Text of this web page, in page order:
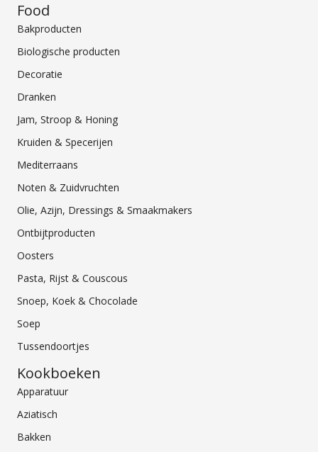
Food
Bakproducten
Biologische producten
Decoratie
Dranken
Jam, Stroop & Honing
Kruiden & Specerijen
Mediterraans
Noten & Zuidvruchten
Olie, Azijn, Dressings & Smaakmakers
Ontbijtproducten
Oosters
Pasta, Rijst & Couscous
Snoep, Koek & Chocolade
Soep
Tussendoortjes
Kookboeken
Apparatuur
Aziatisch
Bakken